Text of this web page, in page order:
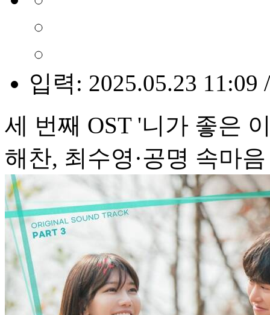
입력: 2025.05.23 11:09
세 번째 OST '니가 좋은
해찬, 최수영·공명 속마